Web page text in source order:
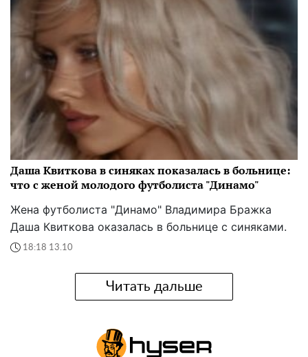
Даша Квиткова в синяках показалась в больнице:
что с женой молодого футболиста "Динамо"
Жена футболиста "Динамо" Владимира Бражка
Даша Квиткова оказалась в больнице с синяками.
18:18 13.10
Читать дальше